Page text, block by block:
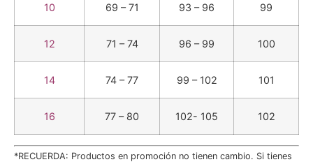
10 69 – 71 93 – 96 99
12 71 – 74 96 – 99 100
14 74 – 77 99 – 102 101
16 77 – 80 102- 105 102
*RECUERDA: Productos en promoción no tienen cambio. Si tienes